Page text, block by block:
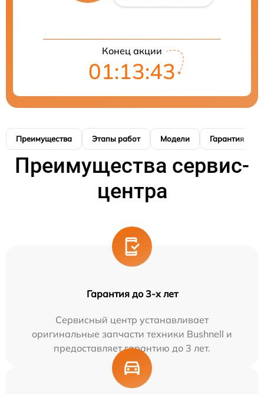
Конец акции
01:13:42
Преимущества Этапы работ Модели Гарантия
Преимущества сервис-
центра
Гарантия до 3-х лет
Сервисный центр устанавливает
оригинальные запчасти техники Bushnell и
предоставляет гарантию до 3 лет.